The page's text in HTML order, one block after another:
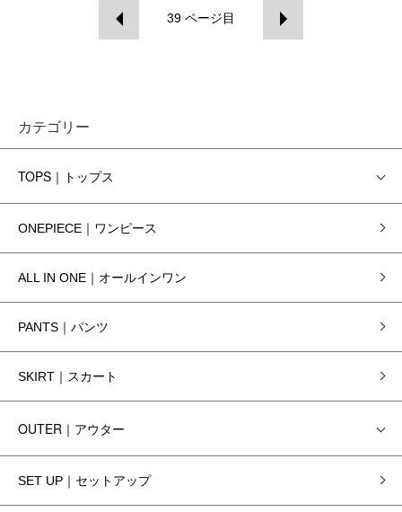
39 ページ目
カテゴリー
TOPS｜トップス
ONEPIECE｜ワンピース
ALL IN ONE｜オールインワン
PANTS｜パンツ
SKIRT｜スカート
OUTER｜アウター
SET UP｜セットアップ